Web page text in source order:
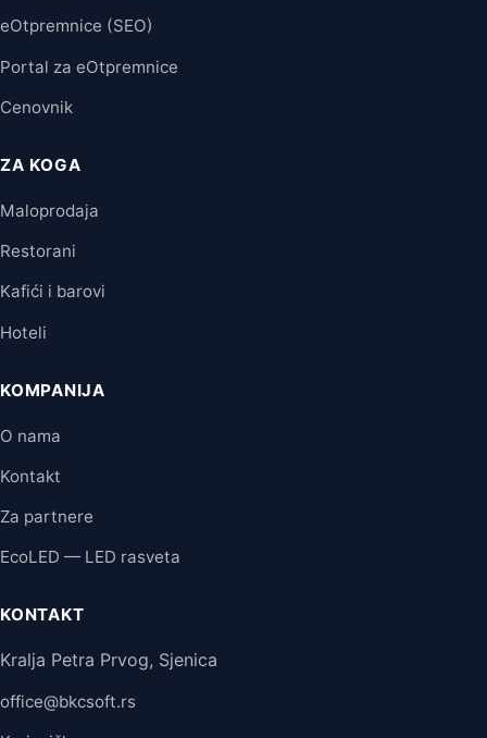
eOtpremnice (SEO)
Portal za eOtpremnice
Cenovnik
ZA KOGA
Maloprodaja
Restorani
Kafići i barovi
Hoteli
KOMPANIJA
O nama
Kontakt
Za partnere
EcoLED — LED rasveta
KONTAKT
Kralja Petra Prvog, Sjenica
office@bkcsoft.rs